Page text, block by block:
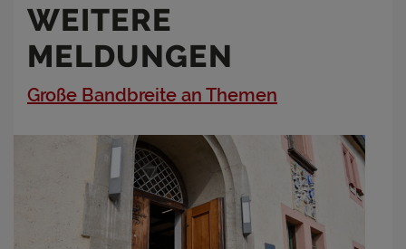
WEITERE
MELDUNGEN
Große Bandbreite an Themen